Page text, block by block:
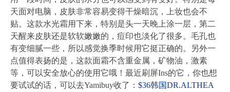
天面对电脑，皮肤非常容易变得干燥暗沉，上妆也会不
贴。这款水光霜用下来，特别是头一天晚上涂一层，第二
天醒来皮肤还是软软嫩嫩的，痘印也淡化了很多。毛孔也
有变细腻一些，所以感觉换季时候用它挺正确的。另外一
点值得表扬的是，这款面霜不含重金属，矿物油，激素
等，可以安全放心的使用它哦！最近刷屏Ins的它，你也想
要试试的话，可以去Yamibuy收了： $36韩国DR.ALTHEA